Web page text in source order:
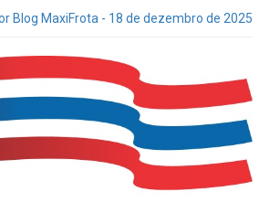
Blog MaxiFrota - 18 de dezembro de 2025